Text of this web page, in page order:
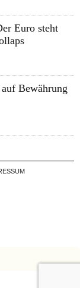
Euro steht
Bewährung